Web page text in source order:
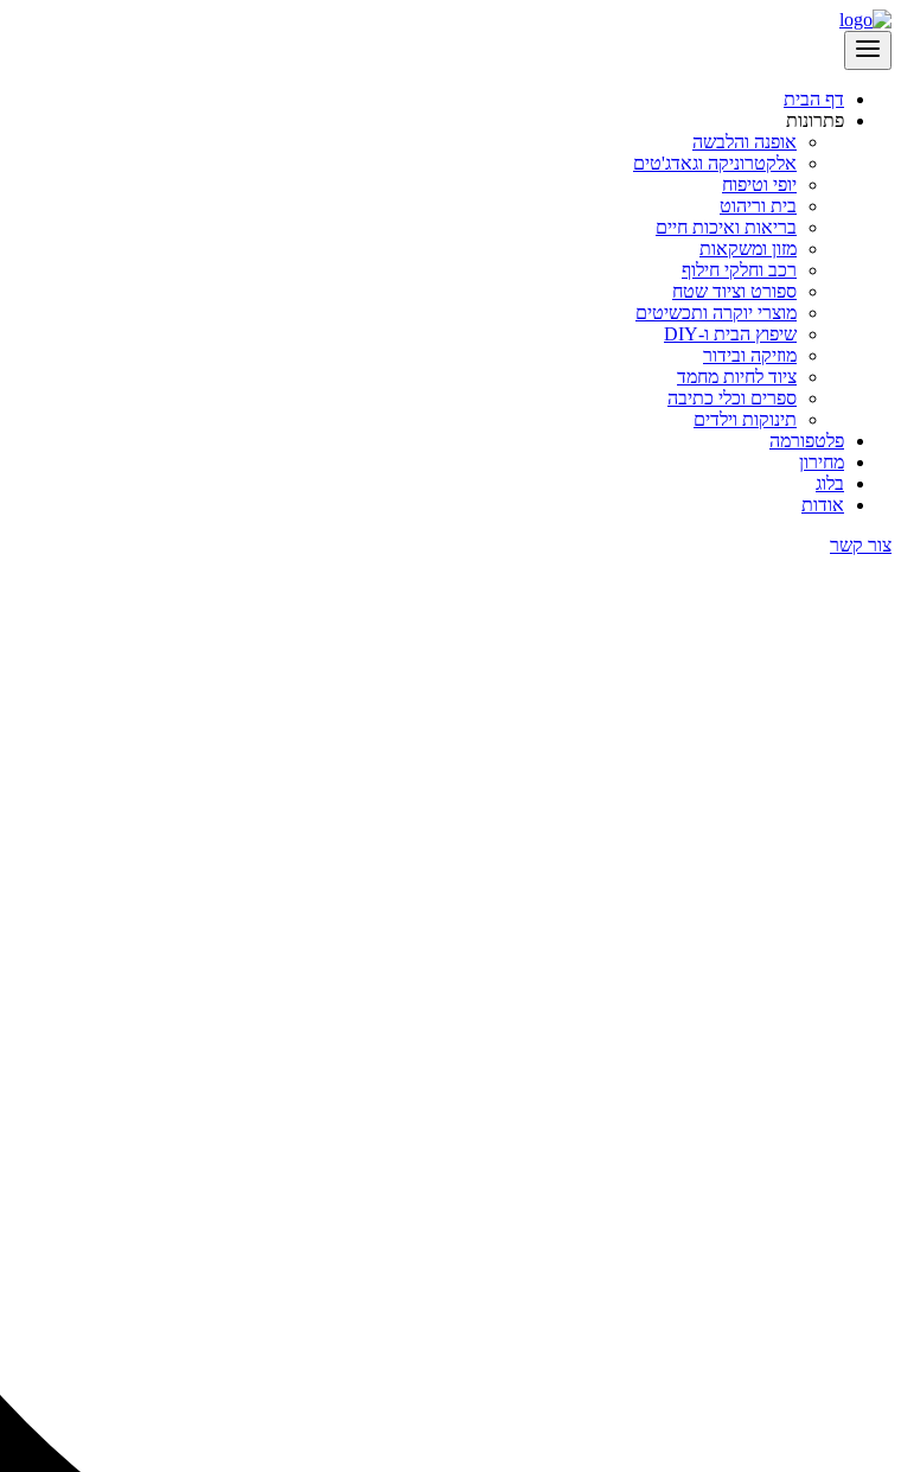
דף הבית
פתרונות
אופנה והלבשה
אלקטרוניקה וגאדג'טים
יופי וטיפוח
בית וריהוט
בריאות ואיכות חיים
מזון ומשקאות
רכב וחלקי חילוף
ספורט וציוד שטח
מוצרי יוקרה ותכשיטים
שיפוץ הבית ו-DIY
מוזיקה ובידור
ציוד לחיות מחמד
ספרים וכלי כתיבה
תינוקות וילדים
פלטפורמה
מחירון
בלוג
אודות
צור קשר